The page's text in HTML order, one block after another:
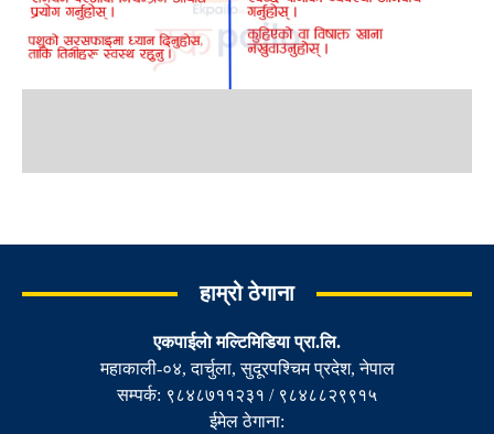
हाम्रो ठेगाना
एकपाईलाे मल्टिमिडिया प्रा.लि.
महाकाली-०४, दार्चुला, सुदूरपश्चिम प्रदेश, नेपाल
सम्पर्क: ९८४८७११२३१ / ९८४८८२९९१५
ईमेल ठेगाना: